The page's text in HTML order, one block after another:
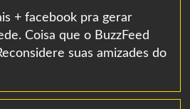
+ facebook pra gerar
Coisa que o BuzzFeed
suas amizades do